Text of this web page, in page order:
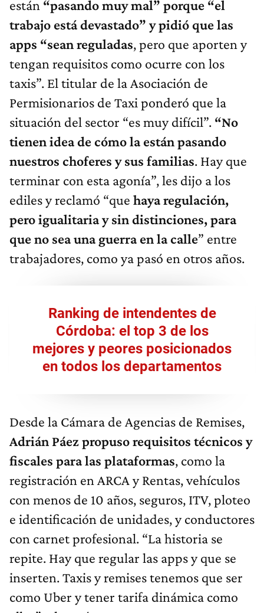
están “pasando muy mal” porque “el
trabajo está devastado” y pidió que las
apps “sean reguladas, pero que aporten y
tengan requisitos como ocurre con los
taxis”. El titular de la Asociación de
Permisionarios de Taxi ponderó que la
situación del sector “es muy difícil”. “No
tienen idea de cómo la están pasando
nuestros choferes y sus familias. Hay que
terminar con esta agonía”, les dijo a los
ediles y reclamó “que haya regulación,
pero igualitaria y sin distinciones, para
que no sea una guerra en la calle” entre
trabajadores, como ya pasó en otros años.
Ranking de intendentes de
Córdoba: el top 3 de los
mejores y peores posicionados
en todos los departamentos
Desde la Cámara de Agencias de Remises,
Adrián Páez propuso requisitos técnicos y
fiscales para las plataformas, como la
registración en ARCA y Rentas, vehículos
con menos de 10 años, seguros, ITV, ploteo
e identificación de unidades, y conductores
con carnet profesional. “La historia se
repite. Hay que regular las apps y que se
inserten. Taxis y remises tenemos que ser
como Uber y tener tarifa dinámica como